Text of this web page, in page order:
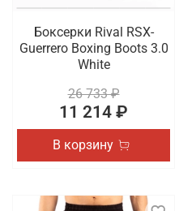
Боксерки Rival RSX-
Guerrero Boxing Boots 3.0
White
26 733 ₽
11 214 ₽
В корзину